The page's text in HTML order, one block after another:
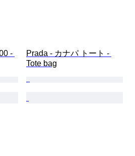
-
Prada - カナパ トート -
Tote bag